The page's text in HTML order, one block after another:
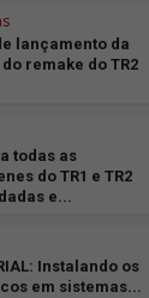
lançamento da
do remake do TR2
todas as
do TR1 e TR2
e...
Instalando os
em sistemas...